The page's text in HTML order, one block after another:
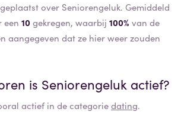
geplaatst over Seniorengeluk. Gemiddeld
een 10 gekregen, waarbij 100% van de
aangegeven dat ze hier weer zouden
is Seniorengeluk actief?
actief in de categoriedating.